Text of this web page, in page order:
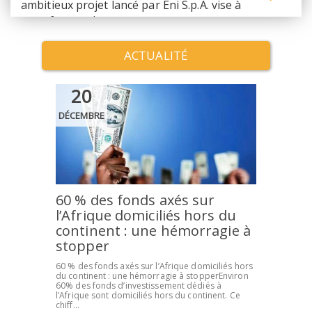
ambitieux projet lancé par Eni S.p.A. vise à
transformer d...
ACTUALITÉ
20
DÉCEMBRE
60 % des fonds axés sur
l’Afrique domiciliés hors du
continent : une hémorragie à
stopper
60 % des fonds axés sur l’Afrique domiciliés hors
du continent : une hémorragie à stopperEnviron
60% des fonds d’investissement dédiés à
l’Afrique sont domiciliés hors du continent. Ce
chiff...